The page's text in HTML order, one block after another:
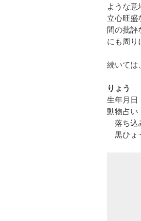
ような意
立心旺盛
間の批評
にも周り
続いては
りょう
生年月日
動物占い
落ち込
黒ひょ